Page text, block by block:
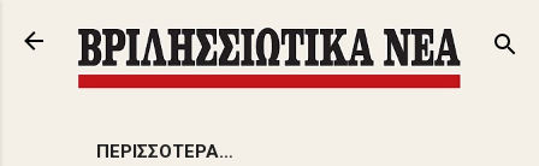
Μετάβαση στο κύριο περιεχόμενο
ΠΕΡΙΣΣΌΤΕΡΑ…